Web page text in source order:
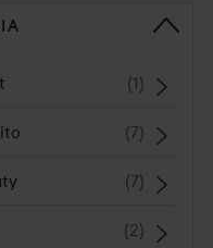
LAJITTELE
(1)
(7)
(7)
(2)